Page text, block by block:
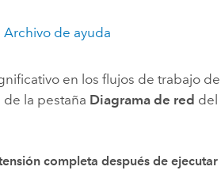
las historias
Archivo de ayuda
en los flujos de trabajo
de la pestaña Diagrama de red del
completa después de